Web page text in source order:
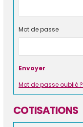
Mot de passe
Mot de passe oublié ?
COTISATIONS